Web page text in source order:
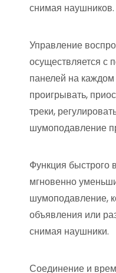
снимая наушников.
Управление
осуществляется с
панелей на
проигрывать,
треки,
шумоподавление
Функция быстрого
мгновенно
шумоподавление,
объявления или
снимая наушники.
Соединение и